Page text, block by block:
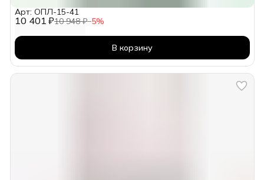
10 401 ₽10 948 ₽−5%
Арт: ОПЛ-15-41
В корзину